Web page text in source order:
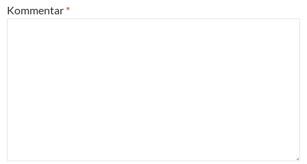
Kommentar *